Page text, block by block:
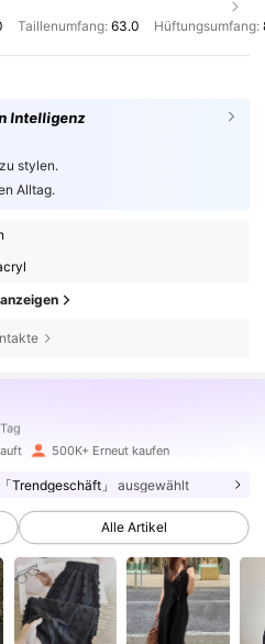
Taillenumfang: 63.0 Hüftungsumfang:
Intelligenz
stylen.
Alltag.
gefolgt500K+ Erneut kaufen
「Trendgeschäft」 ausgewählt
Alle Artikel